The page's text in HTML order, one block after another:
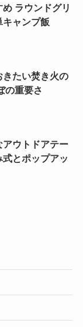
ラウンドグリ
キャンプ飯
たい焚き火の
の重要さ
ウトドアテー
とポップアッ